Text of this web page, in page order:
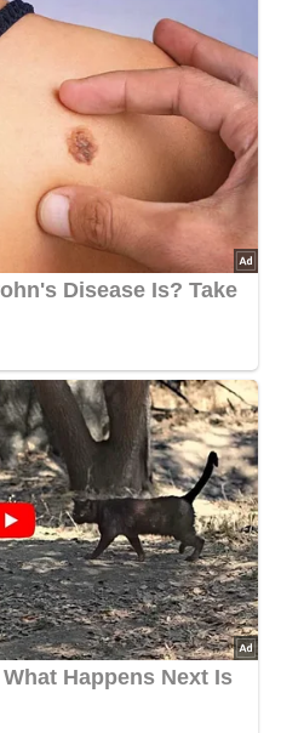
Gulasch
anbraten und die
Champignons
lassen.
die geschnittenen
Knoblauchzehen
etwas durchschmoren
gemahlenem Kümmel
aufkochen lassen und
hinzugeben.
und im
garen. Danach die
zerlassen und
Zwiebel und den fetten